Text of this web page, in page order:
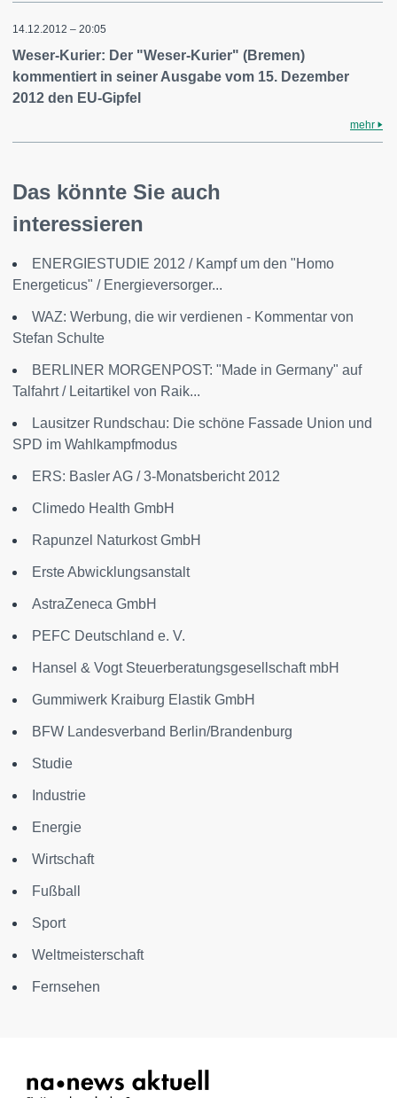
14.12.2012 – 20:05
Weser-Kurier: Der "Weser-Kurier" (Bremen)
kommentiert in seiner Ausgabe vom 15. Dezember
2012 den EU-Gipfel
mehr
Das könnte Sie auch
interessieren
ENERGIESTUDIE 2012 / Kampf um den "Homo
Energeticus" / Energieversorger...
WAZ: Werbung, die wir verdienen - Kommentar von
Stefan Schulte
BERLINER MORGENPOST: "Made in Germany" auf
Talfahrt / Leitartikel von Raik...
Lausitzer Rundschau: Die schöne Fassade Union und
SPD im Wahlkampfmodus
ERS: Basler AG / 3-Monatsbericht 2012
Climedo Health GmbH
Rapunzel Naturkost GmbH
Erste Abwicklungsanstalt
AstraZeneca GmbH
PEFC Deutschland e. V.
Hansel & Vogt Steuerberatungsgesellschaft mbH
Gummiwerk Kraiburg Elastik GmbH
BFW Landesverband Berlin/Brandenburg
Studie
Industrie
Energie
Wirtschaft
Fußball
Sport
Weltmeisterschaft
Fernsehen